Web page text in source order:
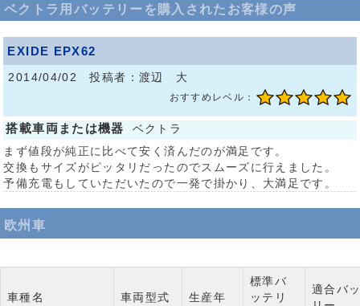
ベクトラ用バッテリーを購入されたお客様の声
EXIDE EPX62
2014/04/02 投稿者：渡辺 大
おすすめレベル：
搭載車両または機器
ベクトラ
まず値段が純正に比べて安く済んだのが満足です。
交換もサイズがピッタリだったのでスムーズに行えました。
予備充電もしていただいたので一発で掛かり、大満足です。
欧州車
車種名 車両型式 生産年
標準バ
ッテリ
適合バ